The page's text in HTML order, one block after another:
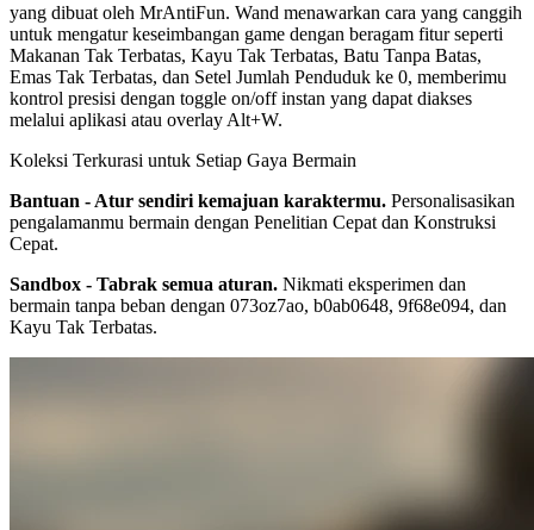
yang dibuat oleh MrAntiFun. Wand menawarkan cara yang canggih
untuk mengatur keseimbangan game dengan beragam fitur seperti
Makanan Tak Terbatas, Kayu Tak Terbatas, Batu Tanpa Batas,
Emas Tak Terbatas, dan Setel Jumlah Penduduk ke 0, memberimu
kontrol presisi dengan toggle on/off instan yang dapat diakses
melalui aplikasi atau overlay Alt+W.
Koleksi Terkurasi untuk Setiap Gaya Bermain
Bantuan - Atur sendiri kemajuan karaktermu. Personalisasikan
pengalamanmu bermain dengan Penelitian Cepat dan Konstruksi
Cepat.
Sandbox - Tabrak semua aturan. Nikmati eksperimen dan
bermain tanpa beban dengan 073oz7ao, b0ab0648, 9f68e094, dan
Kayu Tak Terbatas.